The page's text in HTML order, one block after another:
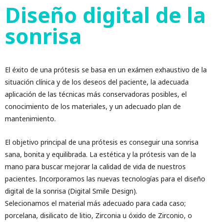
Diseño digital de la
sonrisa
El éxito de una prótesis se basa en un exámen exhaustivo de la
situación clínica y de los deseos del paciente, la adecuada
aplicación de las técnicas más conservadoras posibles, el
conocimiento de los materiales, y un adecuado plan de
mantenimiento.
El objetivo principal de una prótesis es conseguir una sonrisa
sana, bonita y equilibrada. La estética y la prótesis van de la
mano para buscar mejorar la calidad de vida de nuestros
pacientes. Incorporamos las nuevas tecnologías para el diseño
digital de la sonrisa (Digital Smile Design).
Selecionamos el material más adecuado para cada caso;
porcelana, disilicato de litio, Zirconia u óxido de Zirconio, o